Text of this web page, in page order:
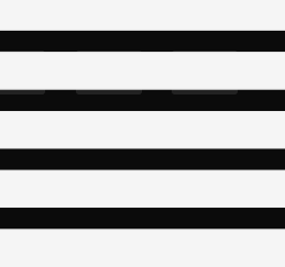
Copyright © 2023